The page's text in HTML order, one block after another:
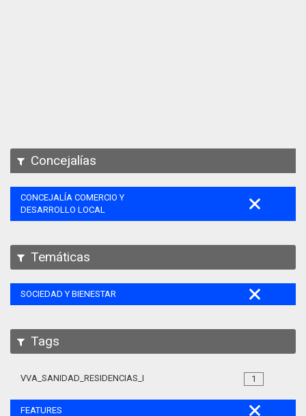
Concejalías
CONCEJALÍA COMERCIO Y
DESARROLLO LOCAL
Temáticas
SOCIEDAD Y BIENESTAR
Tags
1
VVA_SANIDAD_RESIDENCIAS_MAYORES_105
FEATURES